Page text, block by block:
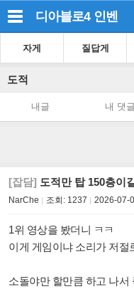
디아블로4 인벤
자게 질답게
도적
내글 내 댓글
[잡담] 도적만 탑 150층이
NarChe 조회: 1237 2026-07-
1위 영상을 봤더니 ㅋㅋ
이게 게임이냐 소리가 저절
소돌야만 할만큼 하고 나서